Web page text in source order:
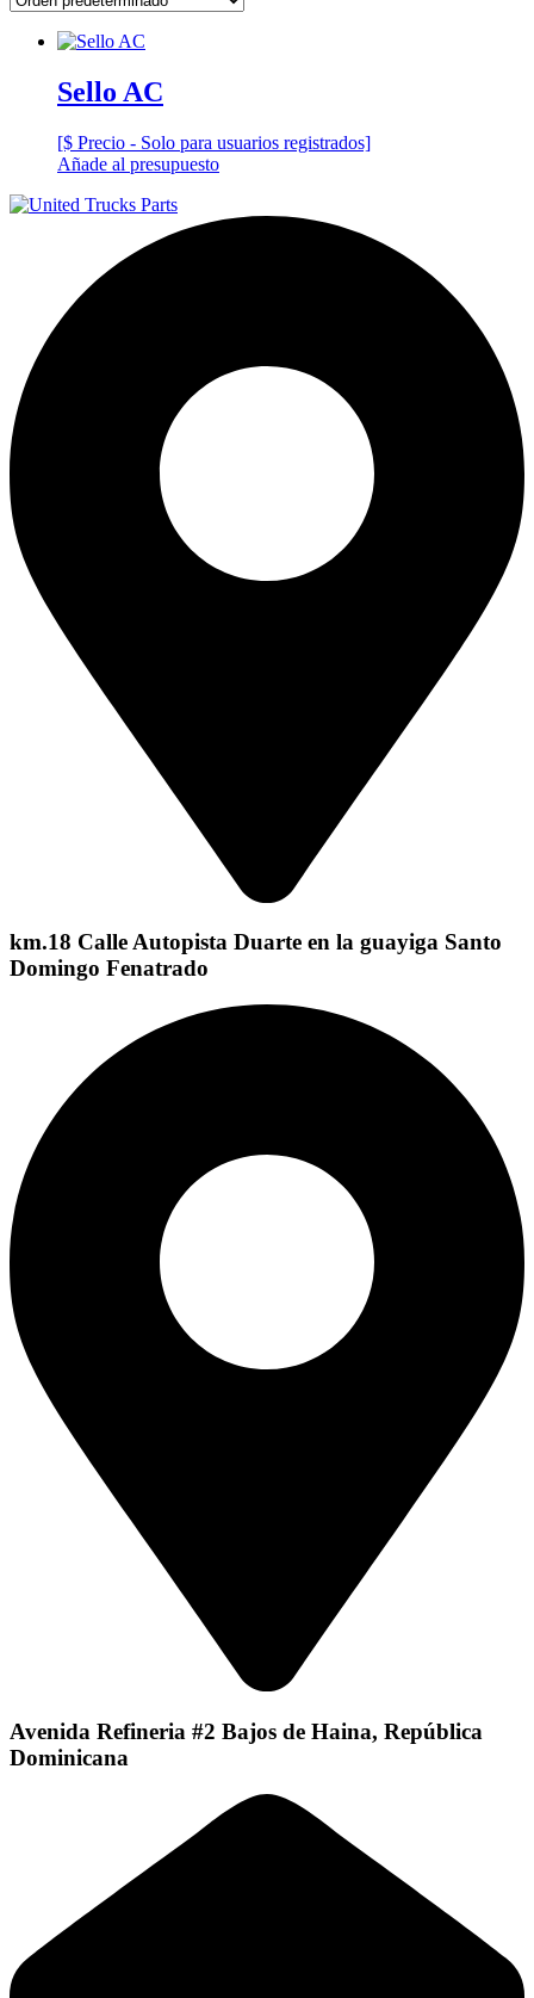
Sello AC
[$ Precio - Solo para usuarios registrados]
Añade al presupuesto
km.18 Calle Autopista Duarte en la guayiga Santo
Domingo Fenatrado
Avenida Refineria #2 Bajos de Haina, República
Dominicana